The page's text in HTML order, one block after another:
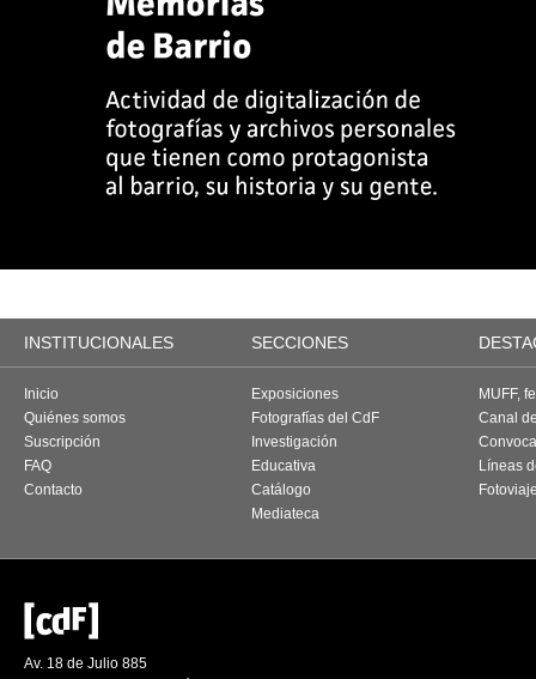
INSTITUCIONALES SECCIONES
Inicio
Quiénes somos
Suscripción
FAQ
Contacto
Exposiciones
Fotografías del CdF
Investigación
Educativa
Catálogo
Mediateca
MUFF,
Canal
Líneas
Av. 18 de Julio 885